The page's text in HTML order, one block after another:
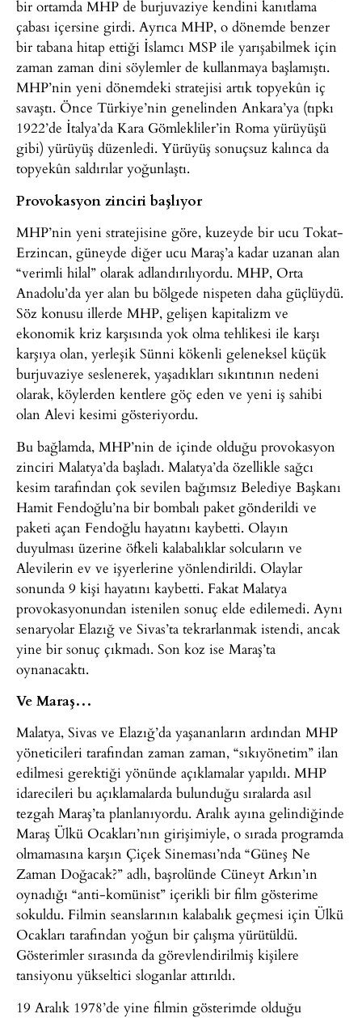
bir ortamda MHP de burjuvaziye kendini kanıtlama
çabası içersine girdi. Ayrıca MHP, o dönemde benzer
bir tabana hitap ettiği İslamcı MSP ile yarışabilmek için
zaman zaman dini söylemler de kullanmaya başlamıştı.
MHP’nin yeni dönemdeki stratejisi artık topyekûn iç
savaştı. Önce Türkiye’nin genelinden Ankara’ya (tıpkı
1922’de İtalya’da Kara Gömlekliler’in Roma yürüyüşü
gibi) yürüyüş düzenledi. Yürüyüş sonuçsuz kalınca da
topyekûn saldırılar yoğunlaştı.
Provokasyon zinciri başlıyor
MHP’nin yeni stratejisine göre, kuzeyde bir ucu Tokat-
Erzincan, güneyde diğer ucu Maraş’a kadar uzanan alan
“verimli hilal” olarak adlandırılıyordu. MHP, Orta
Anadolu’da yer alan bu bölgede nispeten daha güçlüydü.
Söz konusu illerde MHP, gelişen kapitalizm ve
ekonomik kriz karşısında yok olma tehlikesi ile karşı
karşıya olan, yerleşik Sünni kökenli geleneksel küçük
burjuvaziye seslenerek, yaşadıkları sıkıntının nedeni
olarak, köylerden kentlere göç eden ve yeni iş sahibi
olan Alevi kesimi gösteriyordu.
Bu bağlamda, MHP’nin de içinde olduğu provokasyon
zinciri Malatya’da başladı. Malatya’da özellikle sağcı
kesim tarafından çok sevilen bağımsız Belediye Başkanı
Hamit Fendoğlu’na bir bombalı paket gönderildi ve
paketi açan Fendoğlu hayatını kaybetti. Olayın
duyulması üzerine öfkeli kalabalıklar solcuların ve
Alevilerin ev ve işyerlerine yönlendirildi. Olaylar
sonunda 9 kişi hayatını kaybetti. Fakat Malatya
provokasyonundan istenilen sonuç elde edilemedi. Aynı
senaryolar Elazığ ve Sivas’ta tekrarlanmak istendi, ancak
yine bir sonuç çıkmadı. Son koz ise Maraş’ta
oynanacaktı.
Ve Maraş…
Malatya, Sivas ve Elazığ’da yaşananların ardından MHP
yöneticileri tarafından zaman zaman, “sıkıyönetim” ilan
edilmesi gerektiği yönünde açıklamalar yapıldı. MHP
idarecileri bu açıklamalarda bulunduğu sıralarda asıl
tezgah Maraş’ta planlanıyordu. Aralık ayına gelindiğinde
Maraş Ülkü Ocakları’nın girişimiyle, o sırada programda
olmamasına karşın Çiçek Sineması’nda “Güneş Ne
Zaman Doğacak?” adlı, başrolünde Cüneyt Arkın’ın
oynadığı “anti-komünist” içerikli bir film gösterime
sokuldu. Filmin seanslarının kalabalık geçmesi için Ülkü
Ocakları tarafından yoğun bir çalışma yürütüldü.
Gösterimler sırasında da görevlendirilmiş kişilere
tansiyonu yükseltici sloganlar attırıldı.
19 Aralık 1978’de yine filmin gösterimde olduğu